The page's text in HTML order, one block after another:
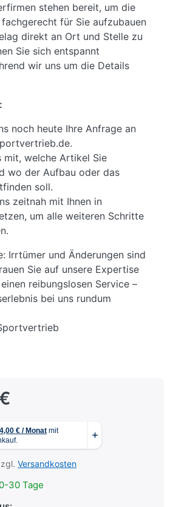
stehen bereit, um die
für Sie aufzubauen
direkt an Ort und Stelle zu
Sie sich entspannt
wir uns um die Details
noch heute Ihre Anfrage an
mit, welche Artikel Sie
wo der Aufbau oder das
soll.
zeitnah mit Ihnen in
um alle weiteren Schritte
Irrtümer und Änderungen sind
Sie auf unsere Expertise
reibungslosen Service –
bei uns rundum
Versandkosten
30 Tage